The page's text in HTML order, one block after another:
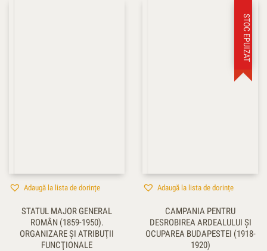
Adaugă la lista de dorințe
STATUL MAJOR GENERAL
ROMÂN (1859-1950).
ORGANIZARE ŞI ATRIBUŢII
FUNCŢIONALE
STOC EPUIZAT
Adaugă la lista de dorințe
CAMPANIA PENTRU
DESROBIREA ARDEALULUI ŞI
OCUPAREA BUDAPESTEI (1918-
1920)